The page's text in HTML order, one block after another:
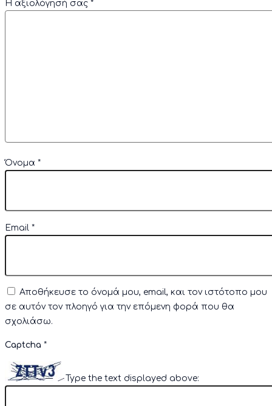
Η αξιολόγησή σας *
Όνομα *
Email *
Αποθήκευσε το όνομά μου, email, και τον ιστότοπο μου
σε αυτόν τον πλοηγό για την επόμενη φορά που θα
σχολιάσω.
Captcha *
Type the text displayed above: